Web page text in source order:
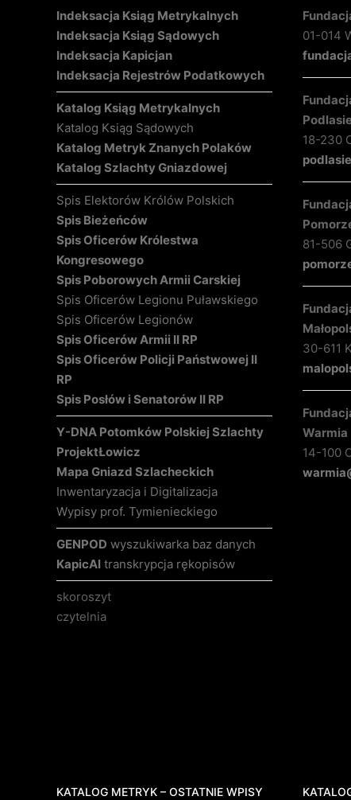
Indeksacja Ksiąg Metrykalnych
Indeksacja Ksiąg Sądowych
Indeksacja Kapicjan
Indeksacja Rejestrów Podatkowych
Katalog Ksiąg Metrykalnych
Katalog Ksiąg Sądowych
Katalog Metryk Znanych Polaków
Katalog Szlachty Gniazdowej
Spis Elektorów Królów Polskich
Spis Bieżeńców
Spis Oficerów Królestwa
Kongresowego
Spis Poborowych Armii Carskiej
Spis Oficerów Legionu Puławskiego
Spis Oficerów Legionów
Spis Oficerów Armii II RP
Spis Oficerów Policji Państwowej II
RP
Spis Posłów i Senatorów II RP
Y-DNA Potomków Polskiej Szlachty
ProjektŁowicz
Mapa Gniazd Szlacheckich
Inwentaryzacja i Digitalizacja
Wypisy prof. Tymienieckiego
GENPOD wyszukiwarka baz danych
KapicAI transkrypcja rękopisów
skoroszyt
czytelnia
01-014
18-230
81-506
30-611
Warmia
14-100
KATALOG METRYK – OSTATNIE WPISY